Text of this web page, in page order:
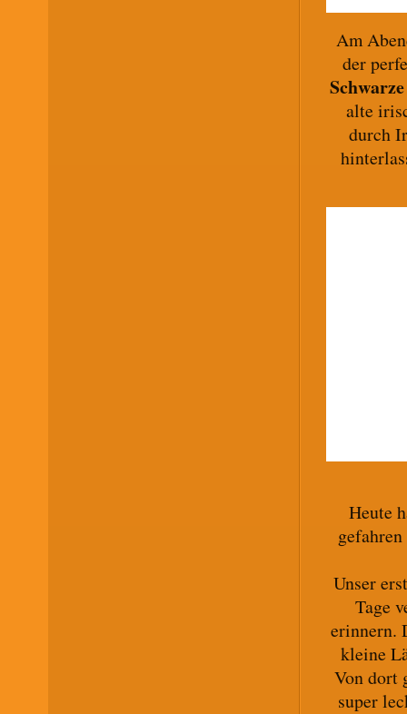
Am
der
alte
durch
Heute
Unser
Tage
erinnern.
kleine
Von dort
super